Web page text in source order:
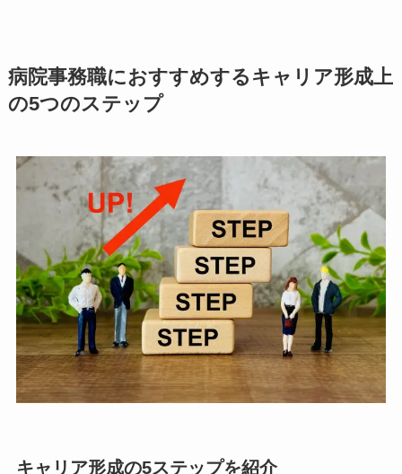
病院事務職におすすめするキャリア形成上
の5つのステップ
キャリア形成の5ステップを紹介